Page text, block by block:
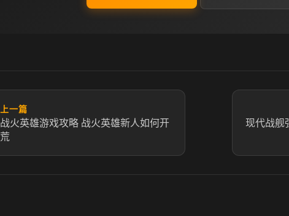
上一篇
战火英雄游戏攻略 战火英雄新人如何开
荒
现代战舰